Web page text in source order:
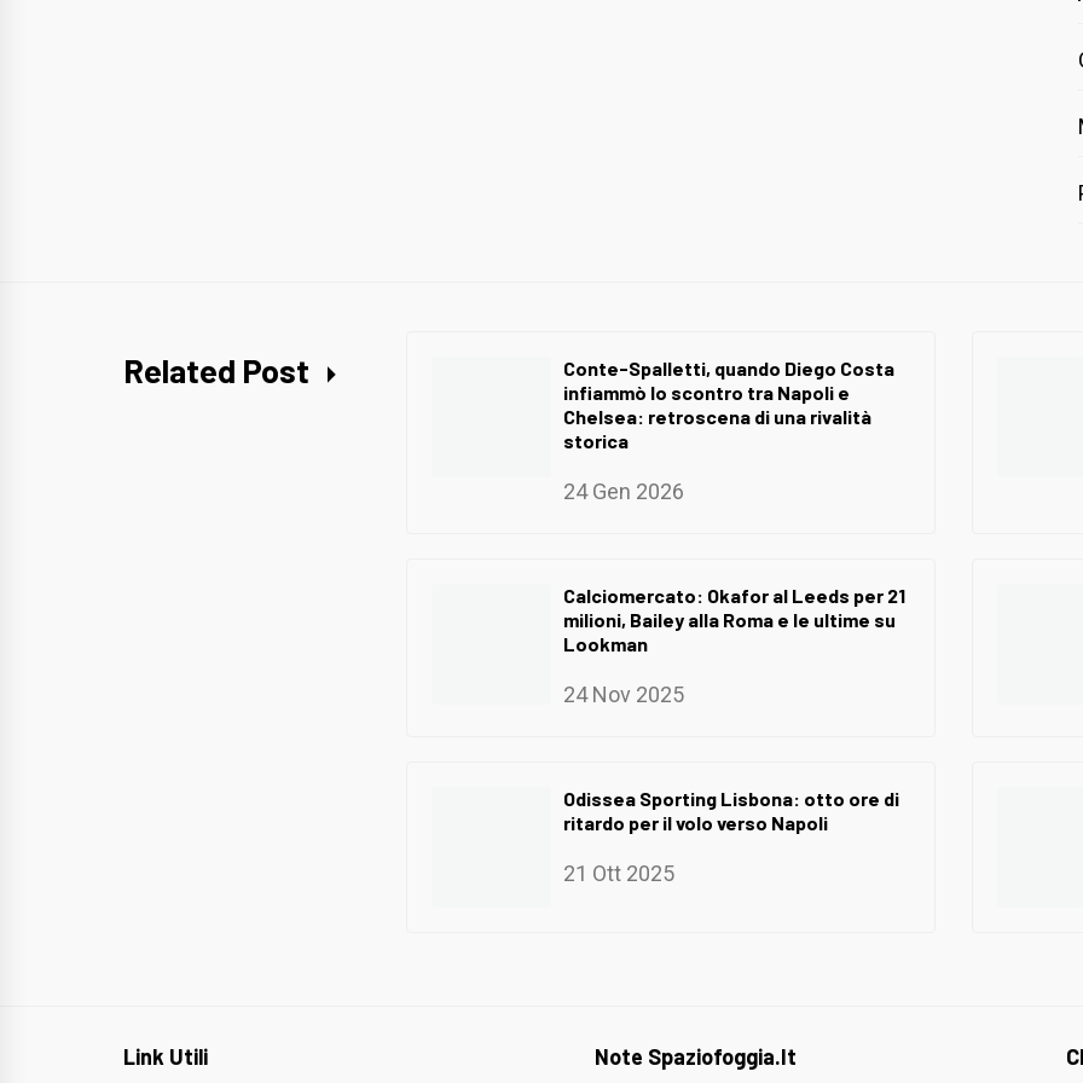
Related Post
Conte-Spalletti, quando Diego Costa
infiammò lo scontro tra Napoli e
Chelsea: retroscena di una rivalità
storica
24 Gen 2026
Calciomercato: Okafor al Leeds per 21
milioni, Bailey alla Roma e le ultime su
Lookman
24 Nov 2025
Odissea Sporting Lisbona: otto ore di
ritardo per il volo verso Napoli
21 Ott 2025
Link Utili Note Spaziofoggia.it